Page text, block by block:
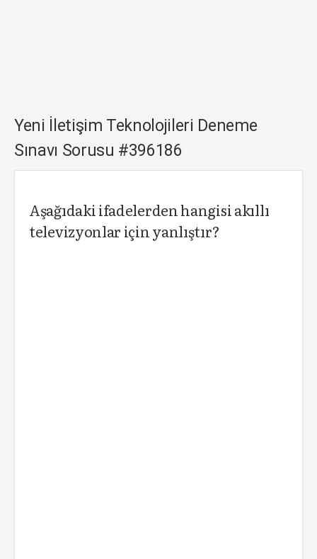
Yeni İletişim Teknolojileri Deneme
Sınavı Sorusu #396186
Aşağıdaki ifadelerden hangisi akıllı
televizyonlar için yanlıştır?